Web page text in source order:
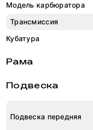
Модель карбюратора
Трансмиссия
Кубатура
Рама
Подвеска
Подвеска передняя